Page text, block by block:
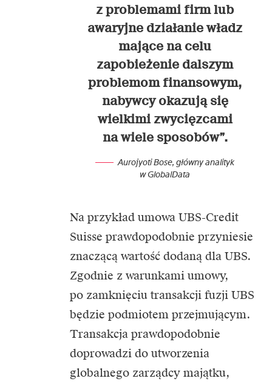
z problemami firm lub
awaryjne działanie władz
mające na celu
zapobieżenie dalszym
problemom finansowym,
nabywcy okazują się
wielkimi zwycięzcami
na wiele sposobów”.
Aurojyoti Bose, główny analityk
w GlobalData
Na przykład umowa UBS-Credit
Suisse prawdopodobnie przyniesie
znaczącą wartość dodaną dla UBS.
Zgodnie z warunkami umowy,
po zamknięciu transakcji fuzji UBS
będzie podmiotem przejmującym.
Transakcja prawdopodobnie
doprowadzi do utworzenia
globalnego zarządcy majątku,